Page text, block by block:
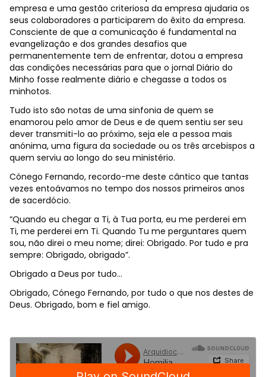
empresa e uma gestão criteriosa da empresa ajudaria os
seus colaboradores a participarem do êxito da empresa.
Consciente de que a comunicação é fundamental na
evangelização e dos grandes desafios que
permanentemente tem de enfrentar, dotou a empresa
das condições necessárias para que o jornal Diário do
Minho fosse realmente diário e chegasse a todos os
minhotos.
Tudo isto são notas de uma sinfonia de quem se
enamorou pelo amor de Deus e de quem sentiu ser seu
dever transmiti-lo ao próximo, seja ele a pessoa mais
anónima, uma figura da sociedade ou os três arcebispos a
quem serviu ao longo do seu ministério.
Cónego Fernando, recordo-me deste cântico que tantas
vezes entoávamos no tempo dos nossos primeiros anos
de sacerdócio.
“Quando eu chegar a Ti, à Tua porta, eu me perderei em
Ti, me perderei em Ti. Quando Tu me perguntares quem
sou, não direi o meu nome; direi: Obrigado. Por tudo e pra
sempre: Obrigado, obrigado”.
Obrigado a Deus por tudo…
Obrigado, Cónego Fernando, por tudo o que nos destes de
Deus. Obrigado, bom e fiel amigo.